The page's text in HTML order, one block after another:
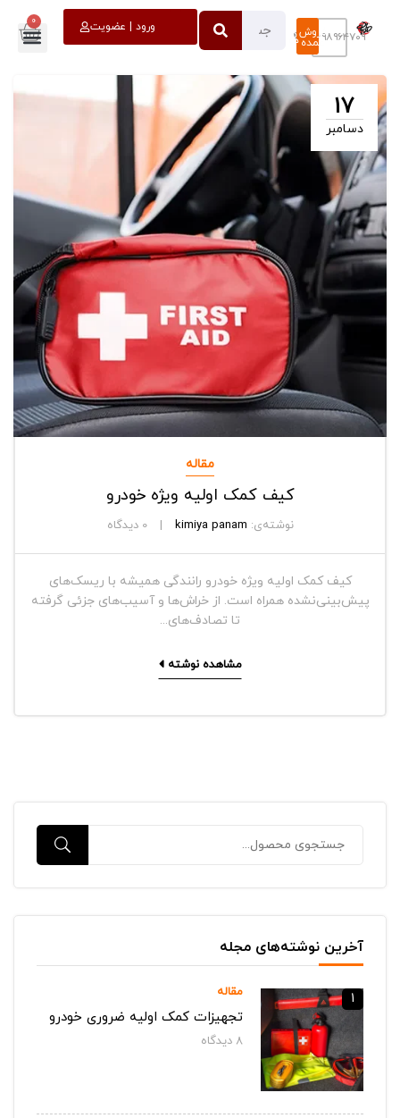
۰۹۳۹۸۹۶۴۷۰۹
فروش
عمده
ورود | عضویت 0
آخرین نوشته‌های مجله
مقاله
تجهیزات کمک اولیه ضروری خودرو
8دیدگاه‌
17
دسامبر
مقاله
کیف کمک اولیه ویژه خودرو
نوشته‌ی: kimiya panam دیدگاه
کیف کمک اولیه ویژه خودرو رانندگی همیشه با ریسک‌های
پیش‌بینی‌نشده همراه است. از خراش‌ها و آسیب‌های جزئی گرفته
تا تصادف‌های...
مشاهده نوشته